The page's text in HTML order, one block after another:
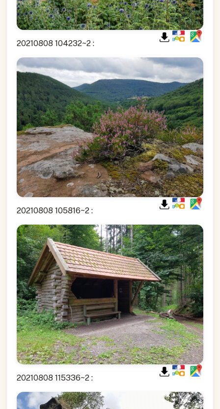
20210808 104232~2 :
20210808 105816~2 :
20210808 115336~2 :